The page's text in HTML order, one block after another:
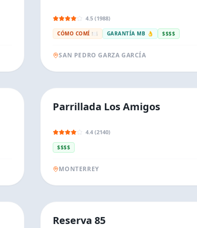
4.5 (1988)
CÓMO COMÍ 🍽️ GARANTÍA MB 👌 $$$$
SAN PEDRO GARZA GARCÍA
Parrillada Los Amigos
4.4 (2140)
$$$$
MONTERREY
Reserva 85